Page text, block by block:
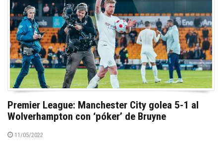
Premier League: Manchester City golea 5-1 al
Wolverhampton con ‘póker’ de Bruyne
11/05/2022